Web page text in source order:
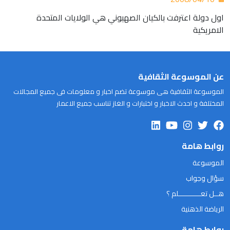
اول دولة اعترفت بالكيان الصهيوني هي الولايات المتحدة
الامريكية
عن الموسوعة الثقافية
الموسوعة الثقافية هى موسوعة تضم اخبار و معلومات فى جميع المجالات
المختلفة و احدث الاخبار و اختبارات و الغاز تناسب جميع الاعمار
روابط هامة
الموسوعة
سؤال وجواب
هــل تعـــــــــــلم ؟
الرياضة الذهنية